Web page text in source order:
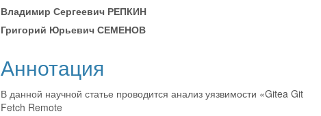
Владимир Сергеевич РЕПКИН
Григорий Юрьевич СЕМЕНОВ
Аннотация
В данной научной статье проводится анализ уязвимости «Gitea Git
Fetch Remote